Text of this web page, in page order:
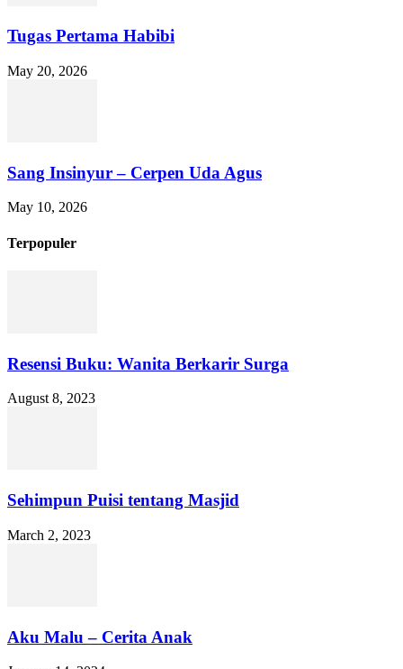
Tugas Pertama Habibi
May 20, 2026
Sang Insinyur – Cerpen Uda Agus
May 10, 2026
Terpopuler
Resensi Buku: Wanita Berkarir Surga
August 8, 2023
Sehimpun Puisi tentang Masjid
March 2, 2023
Aku Malu – Cerita Anak